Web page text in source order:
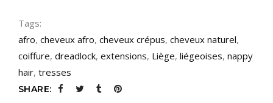
Tags:
afro, cheveux afro, cheveux crépus, cheveux naturel,
coiffure, dreadlock, extensions, Liège, liégeoises, nappy
hair, tresses
SHARE: